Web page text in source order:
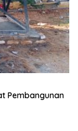
Pembangunan